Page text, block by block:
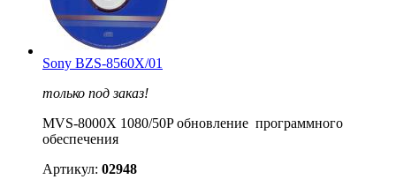
Sony BZS-8560X/01
только под заказ!
MVS-8000X 1080/50P обновление программного
обеспечения
Артикул: 02948